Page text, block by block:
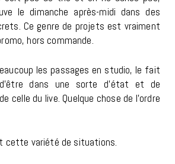
le dimanche après-midi dans des
Ce genre de projets est vraiment
hors commande.
les passages en studio, le fait
dans une sorte d’état et de
celle du live. Quelque chose de l’ordre
cette variété de situations.